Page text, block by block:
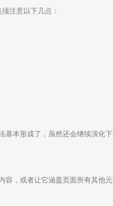
注意以下几点：
本形成了，虽然还会继续演化
，或者让它涵盖页面所有其他